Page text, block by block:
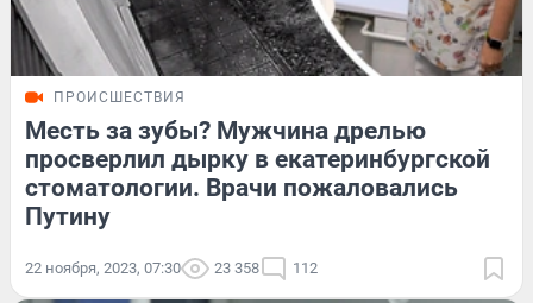
ПРОИСШЕСТВИЯ
Месть за зубы? Мужчина дрелью
просверлил дырку в екатеринбургской
стоматологии. Врачи пожаловались
Путину
22 ноября, 2023, 07:30 23 358 112